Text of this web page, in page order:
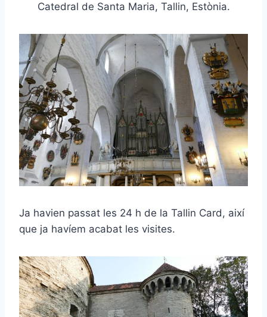
Catedral de Santa Maria, Tallin, Estònia.
Ja havien passat les 24 h de la Tallin Card, així
que ja havíem acabat les visites.